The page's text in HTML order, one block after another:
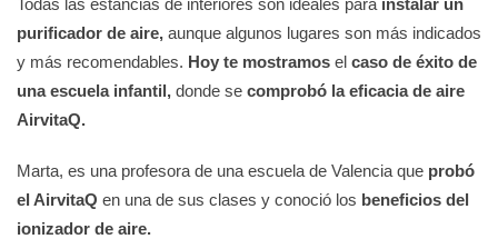
Todas las estancias de interiores son ideales para instalar un
purificador de aire, aunque algunos lugares son más indicados
y más recomendables. Hoy te mostramos el caso de éxito de
una escuela infantil, donde se comprobó la eficacia de aire
AirvitaQ.
Marta, es una profesora de una escuela de Valencia que probó
el AirvitaQ en una de sus clases y conoció los beneficios del
ionizador de aire.